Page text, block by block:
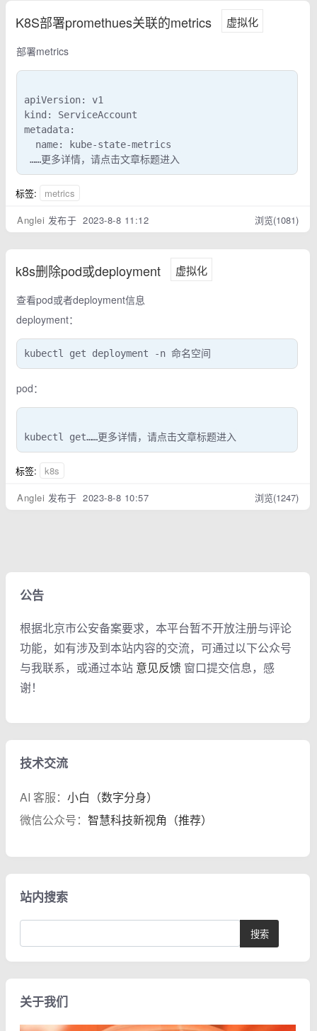
K8S部署promethues关联的metrics 虚拟化
部署metrics
apiVersion: v1
kind: ServiceAccount
metadata:
  name: kube-state-metrics
……更多详情，请点击文章标题进入
标签:
metrics
Anglei 发布于 2023-8-8 11:12 浏览(1081)
k8s删除pod或deployment 虚拟化
查看pod或者deployment信息
deployment：
kubectl get deployment -n 命名空间
pod：
kubectl get……更多详情，请点击文章标题进入
标签:
k8s
Anglei 发布于 2023-8-8 10:57 浏览(1247)
公告
根据北京市公安备案要求，本平台暂不开放注册与评论
功能，如有涉及到本站内容的交流，可通过以下公众号
与我联系，或通过本站 意见反馈 窗口提交信息，感
谢！
技术交流
AI 客服： 小白（数字分身）
微信公众号： 智慧科技新视角（推荐）
站内搜索
关于我们